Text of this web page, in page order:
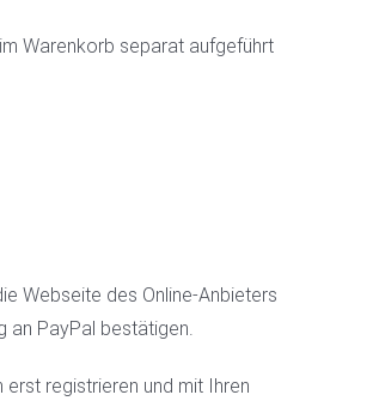
Warenkorb separat aufgeführt
Webseite des Online-Anbieters
an PayPal bestätigen.
registrieren und mit Ihren